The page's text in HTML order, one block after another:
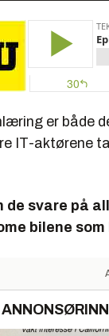
er både
IT-aktørene
de svare på
bilene